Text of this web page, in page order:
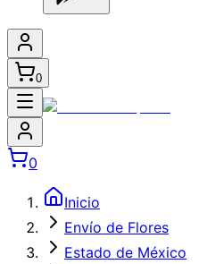
0
0
Inicio
Envío de Flores
Estado de México